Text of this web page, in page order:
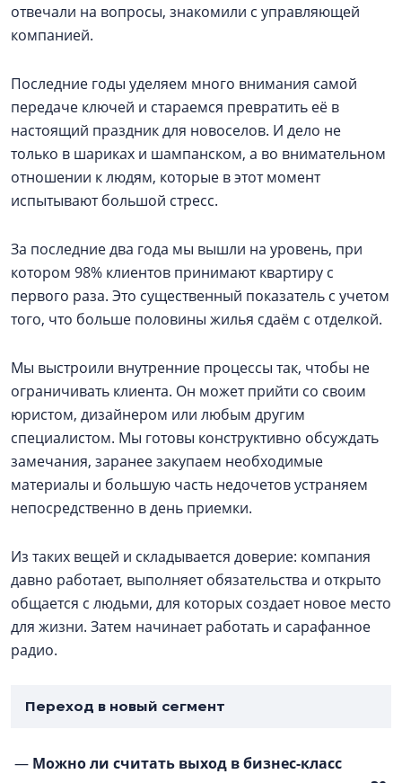
отвечали на вопросы, знакомили с управляющей
компанией.
Последние годы уделяем много внимания самой
передаче ключей и стараемся превратить её в
настоящий праздник для новоселов. И дело не
только в шариках и шампанском, а во внимательном
отношении к людям, которые в этот момент
испытывают большой стресс.
За последние два года мы вышли на уровень, при
котором 98% клиентов принимают квартиру с
первого раза. Это существенный показатель с учетом
того, что больше половины жилья сдаём с отделкой.
Мы выстроили внутренние процессы так, чтобы не
ограничивать клиента. Он может прийти со своим
юристом, дизайнером или любым другим
специалистом. Мы готовы конструктивно обсуждать
замечания, заранее закупаем необходимые
материалы и большую часть недочетов устраняем
непосредственно в день приемки.
Из таких вещей и складывается доверие: компания
давно работает, выполняет обязательства и открыто
общается с людьми, для которых создает новое место
для жизни. Затем начинает работать и сарафанное
радио.
Переход в новый сегмент
— Можно ли считать выход в бизнес-класс